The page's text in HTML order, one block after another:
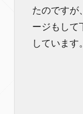
たのですが
ージもして
しています。